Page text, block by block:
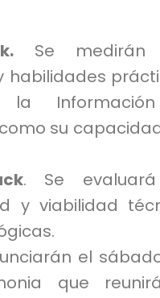
Se medirán
habilidades
la
su
. Se
y viabilidad
el
que